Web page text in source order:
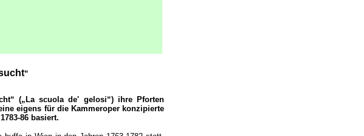
“
(„La scuola de' gelosi“) ihre Pforten
eigens für die Kammeroper konzipierte
86 basiert.